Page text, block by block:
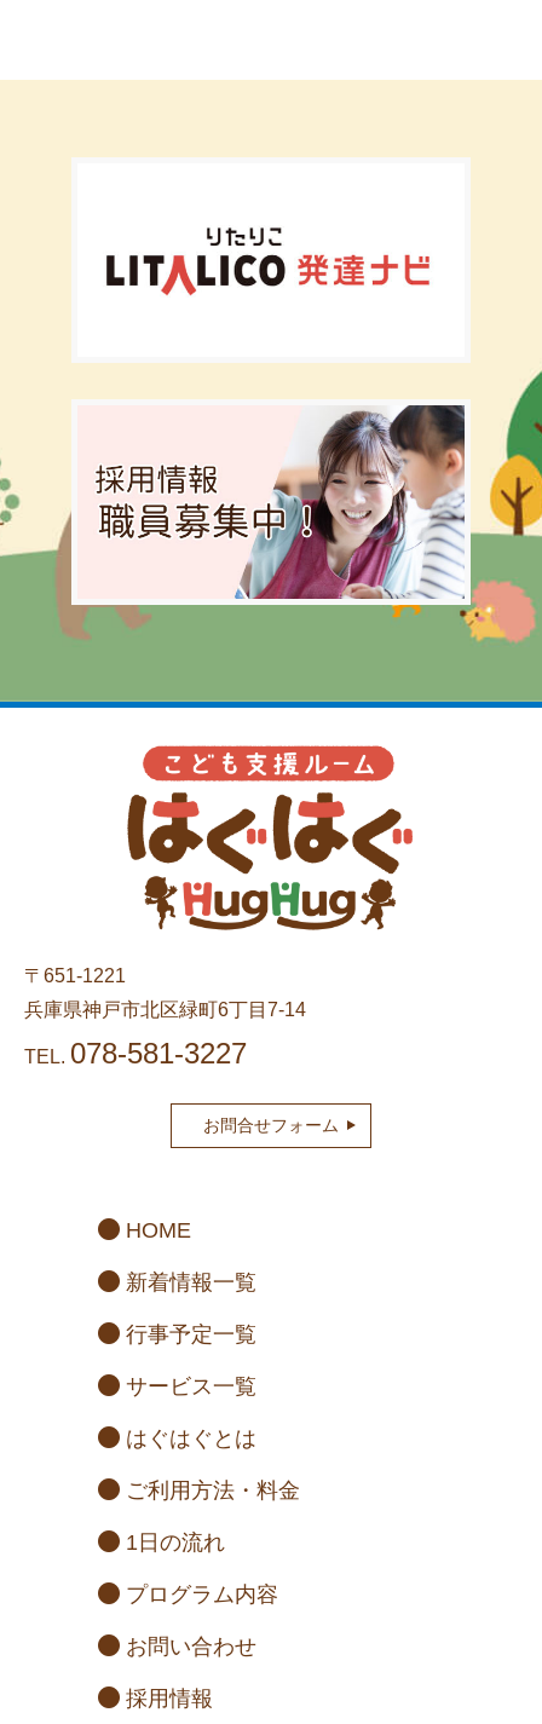
く
〒651-1221
兵庫県神戸市北区緑町6丁目7-14
TEL. 078-581-3227
お問合せフォーム
HOME
新着情報一覧
行事予定一覧
サービス一覧
はぐはぐとは
ご利用方法・料金
1日の流れ
プログラム内容
お問い合わせ
採用情報